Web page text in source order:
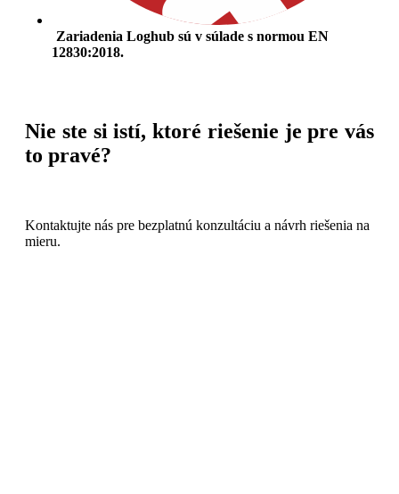
Zariadenia Loghub sú v súlade s normou EN
12830:2018.
Nie ste si istí, ktoré riešenie je pre vás
to pravé?
Kontaktujte nás pre bezplatnú konzultáciu a návrh riešenia na
mieru.